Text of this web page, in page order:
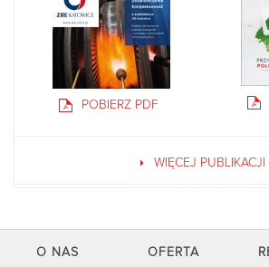
POBIERZ PDF
WIĘCEJ PUBLIKACJI
O NAS OFERTA